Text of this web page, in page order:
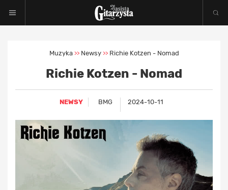
Muzyka >> Newsy >> Richie Kotzen - Nomad
Richie Kotzen - Nomad
NEWSY BMG 2024-10-11